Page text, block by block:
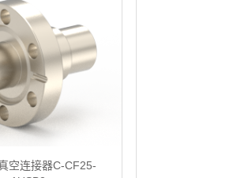
空连接器C-CF25-